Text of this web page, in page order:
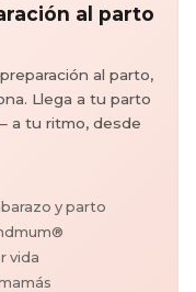
al parto
al parto,
Llega a tu parto
a tu ritmo, desde
y parto
vida